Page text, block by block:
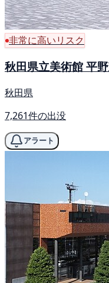
非常に高いリスク
秋田県立美術館 平
秋田県
7,261件の出没
アラート